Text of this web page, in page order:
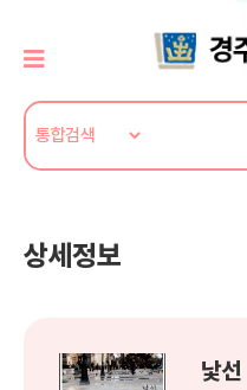
상세정보
낯선